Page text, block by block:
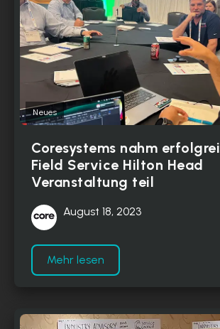
Neues
Coresystems nahm
Field Service Hilton Head
Veranstaltung teil
August 18, 2023
Mehr lesen